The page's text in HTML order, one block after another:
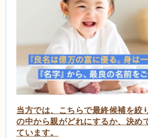
当方では、こちらで最終候補を絞
の中から親がどれにするか、決め
ています。